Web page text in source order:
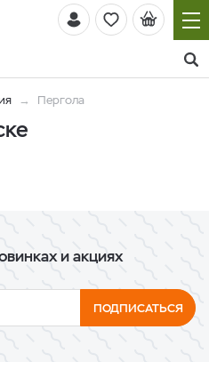
Пергола
и акциях
ПОДПИСАТЬСЯ